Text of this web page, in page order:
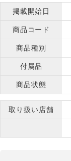
掲載開始日
商品コード
商品種別
付属品
商品状態
取り扱い店舗